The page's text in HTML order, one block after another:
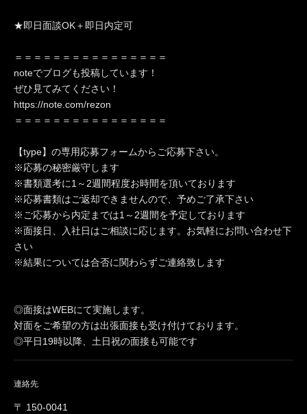
★即日面談OK＋即日内定可
＝＝＝＝＝＝＝＝＝＝＝＝＝＝＝＝
noteでブログも投稿しています！
ぜひ見てみてください！
https://note.com/rezon
＝＝＝＝＝＝＝＝＝＝＝＝＝＝＝＝
【type】の専用応募フォームからご応募下さい。
※応募の秘密厳守します
※書類選考に1～2週間程度お時間を頂いております
※応募書類はご返却できませんので、予めご了承下さい
※ご応募から内定までは1～2週間を予定しております
※面接日、入社日はご相談に応じます。お気軽にお問い合わせ下
さい
※結果については合否に関わらずご連絡致します
◎面接はWEBにて実施します。
対面をご希望の方は出張面接も受け付けております。
◎平日19時以降、土日祝の面接も可能です
連絡先
〒 150-0041